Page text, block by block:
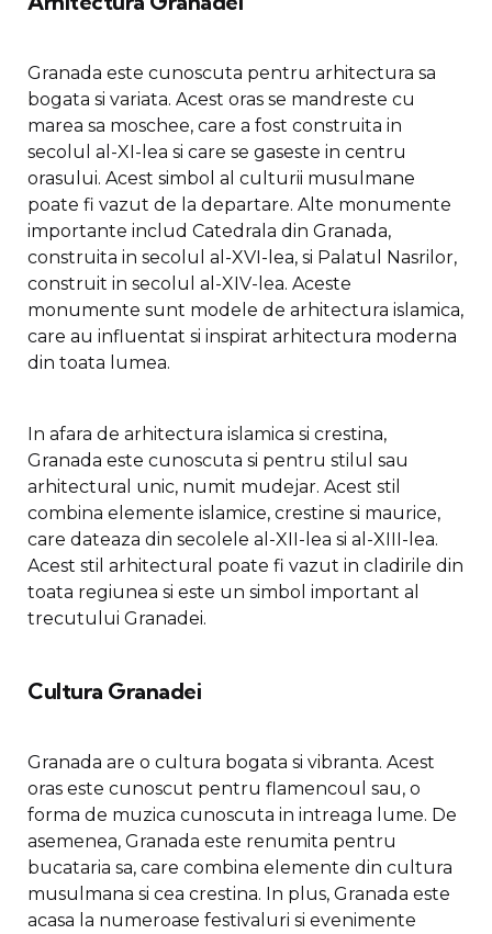
Granada este cunoscuta pentru arhitectura sa
bogata si variata. Acest oras se mandreste cu
marea sa moschee, care a fost construita in
secolul al-XI-lea si care se gaseste in centru
orasului. Acest simbol al culturii musulmane
poate fi vazut de la departare. Alte monumente
importante includ Catedrala din Granada,
construita in secolul al-XVI-lea, si Palatul Nasrilor,
construit in secolul al-XIV-lea. Aceste
monumente sunt modele de arhitectura islamica,
care au influentat si inspirat arhitectura moderna
din toata lumea.
In afara de arhitectura islamica si crestina,
Granada este cunoscuta si pentru stilul sau
arhitectural unic, numit mudejar. Acest stil
combina elemente islamice, crestine si maurice,
care dateaza din secolele al-XII-lea si al-XIII-lea.
Acest stil arhitectural poate fi vazut in cladirile din
toata regiunea si este un simbol important al
trecutului Granadei.
Cultura Granadei
Granada are o cultura bogata si vibranta. Acest
oras este cunoscut pentru flamencoul sau, o
forma de muzica cunoscuta in intreaga lume. De
asemenea, Granada este renumita pentru
bucataria sa, care combina elemente din cultura
musulmana si cea crestina. In plus, Granada este
acasa la numeroase festivaluri si evenimente